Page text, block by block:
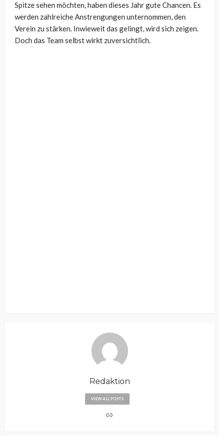
Spitze sehen möchten, haben dieses Jahr gute Chancen. Es
werden zahlreiche Anstrengungen unternommen, den
Verein zu stärken. Inwieweit das gelingt, wird sich zeigen.
Doch das Team selbst wirkt zuversichtlich.
Redaktion
VIEW ALL POSTS